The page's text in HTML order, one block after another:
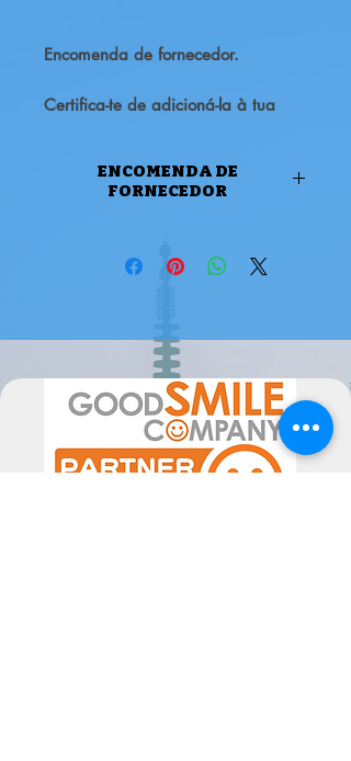
Encomenda de fornecedor.
Certifica-te de adicioná-la à tua
ENCOMENDA DE
FORNECEDOR
Atenção, este produto é uma
encomenda de fornecedor, pode
de maior movimento de
encomendas).
Por favor sinta-se livre para nos
contactar se tiver alguma dúvida.
A data de chegada pode sofrer
alterações, dependentes do